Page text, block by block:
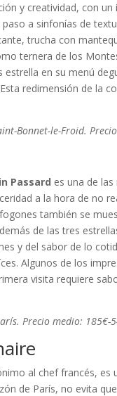
y creatividad, con
a sinfonías de
trucha con
ternera de los
estrella en su menú
redimensión de la
Bonnet-le-Froid.
Passard es una de
a la hora de no
también se
de las tres
y del sabor de lo
Algunos de los
visita requiere
Precio medio: 185€-
al chef francés, es
de París, no evita